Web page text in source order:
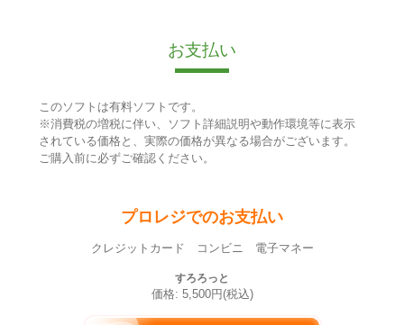
お支払い
このソフトは有料ソフトです。
※消費税の増税に伴い、ソフト詳細説明や動作環境等に表示
されている価格と、実際の価格が異なる場合がございます。
ご購入前に必ずご確認ください。
プロレジでのお支払い
クレジットカード コンビニ 電子マネー
すろろっと
価格: 5,500円(税込)